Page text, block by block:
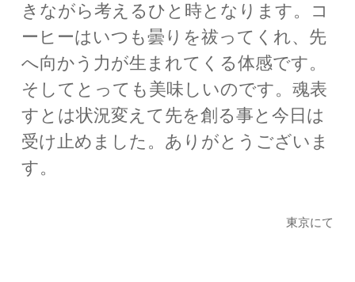
きながら考えるひと時となります。コ
ーヒーはいつも曇りを祓ってくれ、先
へ向かう力が生まれてくる体感です。
そしてとっても美味しいのです。魂表
すとは状況変えて先を創る事と今日は
受け止めました。ありがとうございま
す。
東京にて